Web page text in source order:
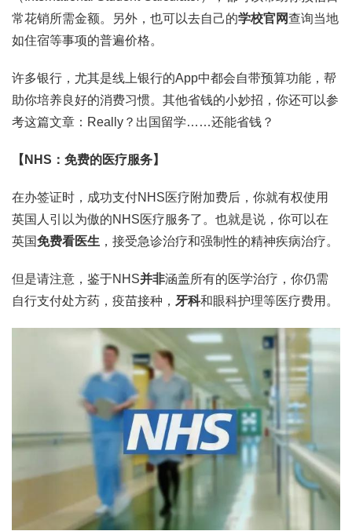
常花销所需金额。另外，也可以去自己的学校官网查询当地
如住宿等事项的普遍价格。
许多银行，尤其是线上银行的App中都会自带预算功能，帮
助你培养良好的消费习惯。其他省钱的小妙招，你还可以参
考这篇文章：Really？出国留学……还能省钱？
【NHS：免费的医疗服务】
在办签证时，成功支付NHS医疗附加费后，你就有权使用
英国人引以为傲的NHS医疗服务了。也就是说，你可以在
英国免费看医生 ，接受急诊治疗和强制性的精神疾病治疗。
但是请注意，鉴于NHS并非涵盖所有的医学治疗，你仍需
自行支付处方药，疫苗接种， 牙科和眼科护理等医疗费用。